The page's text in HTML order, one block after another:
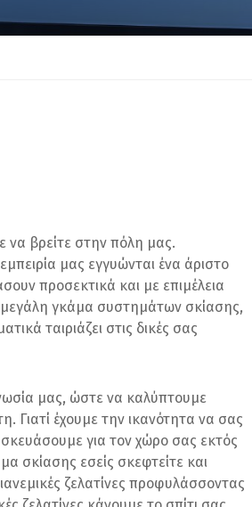
να βρείτε στην πόλη μας.
μας εγγυώνται ένα άριστο
προσεκτικά και με επιμέλεια
μεγάλη γκάμα συστημάτων σκίασης,
ταιριάζει στις δικές σας
μας, ώστε να καλύπτουμε
Γιατί έχουμε την ικανότητα να σας
για τον χώρο σας εκτός
σκίασης εσείς σκεφτείτε και
ζελατίνες προφυλάσσοντας